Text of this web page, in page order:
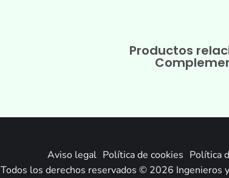
Productos
Aviso legal Política de cookies Política
Todos los derechos reservados © 2026 Ingenieros